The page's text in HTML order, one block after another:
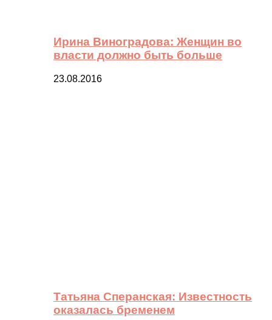
Ирина Виноградова: Женщин во
власти должно быть больше
23.08.2016
Татьяна Сперанская: Известность
оказалась бременем